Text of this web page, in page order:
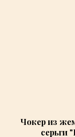
Чокер из
серьги